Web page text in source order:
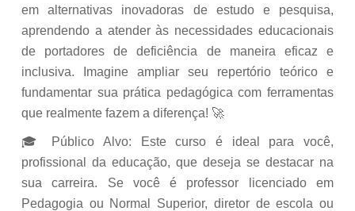
em alternativas inovadoras de estudo e pesquisa,
aprendendo a atender às necessidades educacionais
de portadores de deficiência de maneira eficaz e
inclusiva. Imagine ampliar seu repertório teórico e
fundamentar sua prática pedagógica com ferramentas
que realmente fazem a diferença! 🚀
🎓 Público Alvo: Este curso é ideal para você,
profissional da educação, que deseja se destacar na
sua carreira. Se você é professor licenciado em
Pedagogia ou Normal Superior, diretor de escola ou